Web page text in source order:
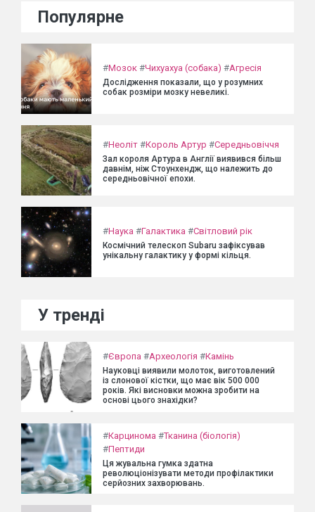
Популярне
#Мозок #Чихуахуа (собака) #Агресія
Дослідження показали, що у розумних
собак розміри мозку невеликі.
#Неоліт #Король Артур #Середньовіччя
Зал короля Артура в Англії виявився більш
давнім, ніж Стоунхендж, що належить до
середньовічної епохи.
#Наука #Галактика #Світловий рік
Космічний телескоп Subaru зафіксував
унікальну галактику у формі кільця.
У тренді
#Європа #Археологія #Камінь
Науковці виявили молоток, виготовлений
із слонової кістки, що має вік 500 000
років. Які висновки можна зробити на
основі цього знахідки?
#Карцинома #Тканина (біологія)
#Пептиди
Ця жувальна гумка здатна
революціонізувати методи профілактики
серйозних захворювань.